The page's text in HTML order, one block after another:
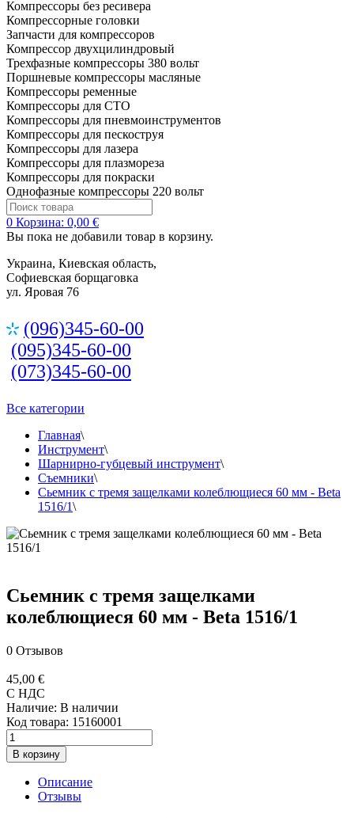
Компрессоры без ресивера
Компрессорные головки
Запчасти для компрессоров
Компрессор двухцилиндровый
Трехфазные компрессоры 380 вольт
Поршневые компрессоры масляные
Компрессоры ременные
Компрессоры для СТО
Компрессоры для пневмоинструментов
Компрессоры для пескоструя
Компрессоры для лазера
Компрессоры для плазмореза
Компрессоры для покраски
Однофазные компрессоры 220 вольт
0 Корзина: 0,00 €
Вы пока не добавили товар в корзину.
Украина, Киевская область,
Софиевская борщаговка
ул. Яровая 76
(096)345-60-00
(095)345-60-00
(073)345-60-00
Все категории
Главная\
Инструмент\
Шарнирно-губцевый инструмент\
Съемники\
Сьемник с тремя защелками колеблющиеся 60 мм - Beta
1516/1\
Сьемник с тремя защелками
колеблющиеся 60 мм - Beta 1516/1
0 Отзывов
45,00 €
С НДС
Наличие: В наличии
Код товара: 15160001
В корзину
Описание
Отзывы